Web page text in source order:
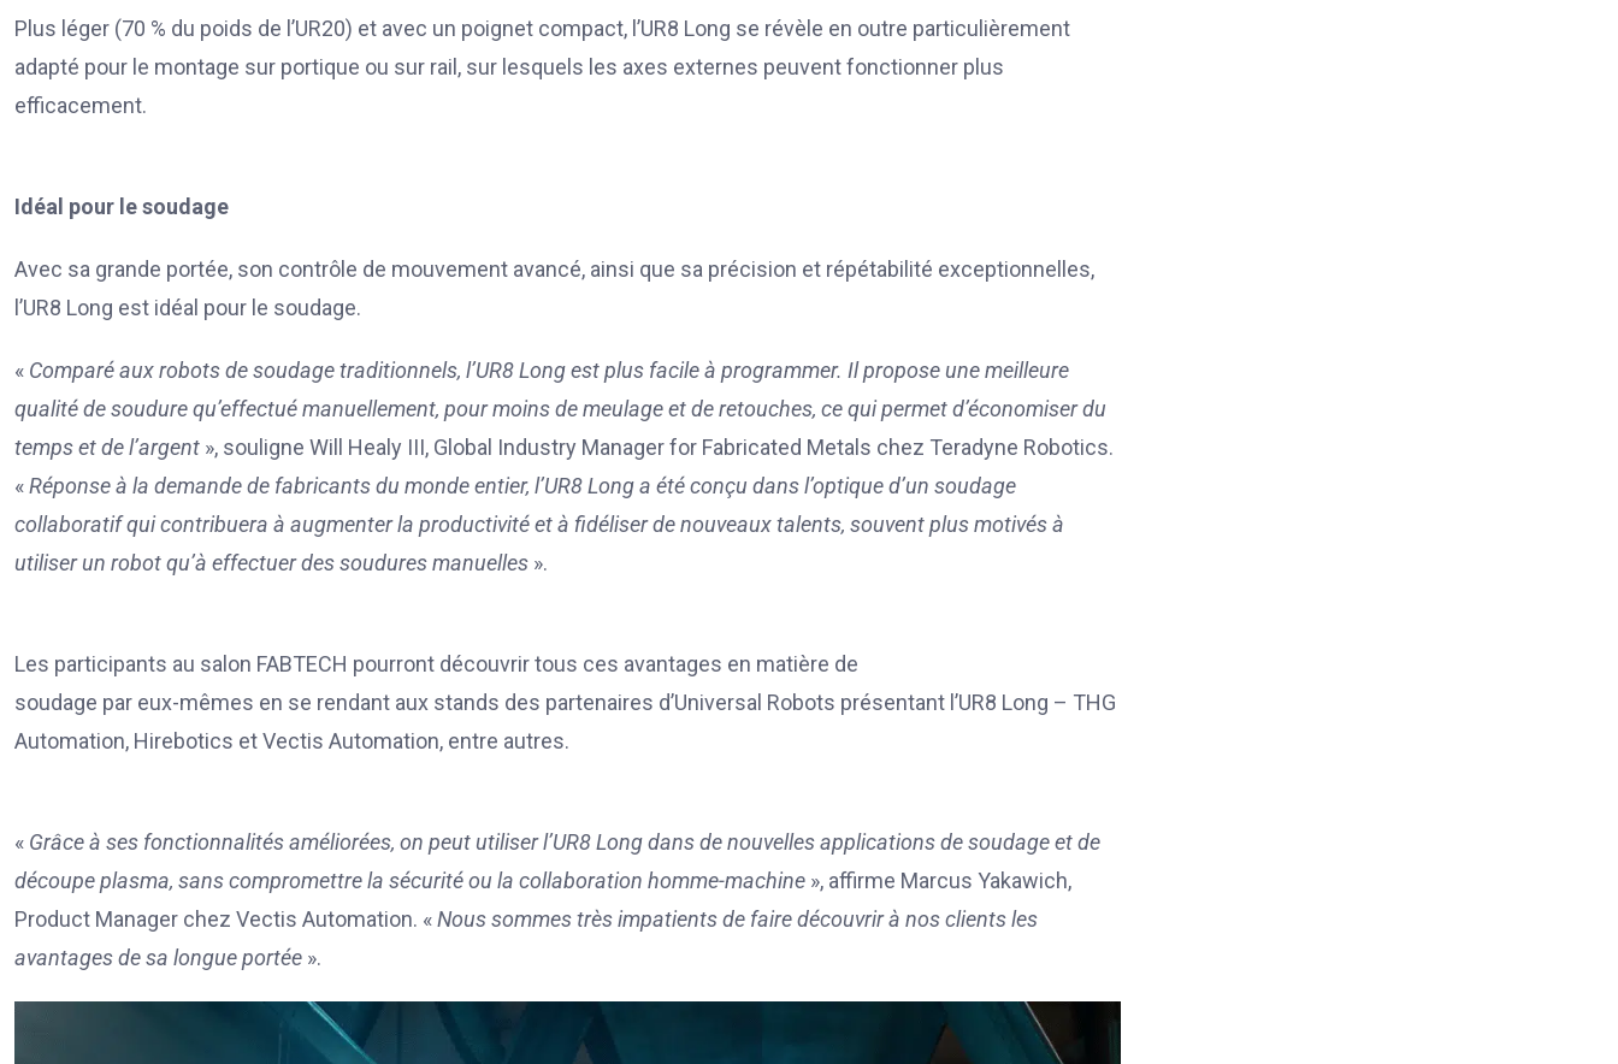
Plus léger (70 % du poids de l’UR20) et avec un poignet compact, l’UR8 Long se révèle en outre particulièrement
adapté pour le montage sur portique ou sur rail, sur lesquels les axes externes peuvent fonctionner plus
efficacement.
Idéal pour le soudage
Avec sa grande portée, son contrôle de mouvement avancé, ainsi que sa précision et répétabilité exceptionnelles,
l’UR8 Long est idéal pour le soudage.
« Comparé aux robots de soudage traditionnels, l’UR8 Long est plus facile à programmer. Il propose une meilleure
qualité de soudure qu’effectué manuellement, pour moins de meulage et de retouches, ce qui permet d’économiser du
temps et de l’argent », souligne Will Healy III, Global Industry Manager for Fabricated Metals chez Teradyne Robotics.
«Réponse à la demande de fabricants du monde entier, l’UR8 Long a été conçu dans l’optique d’un soudage
collaboratif qui contribuera à augmenter la productivité et à fidéliser de nouveaux talents, souvent plus motivés à
utiliser un robot qu’à effectuer des soudures manuelles ».
Les participants au salon FABTECH pourront découvrir tous ces avantages en matière de
soudage par eux-mêmes en se rendant aux stands des partenaires d’Universal Robots présentant l’UR8 Long – THG
Automation, Hirebotics et Vectis Automation, entre autres.
« Grâce à ses fonctionnalités améliorées, on peut utiliser l’UR8 Long dans de nouvelles applications de soudage et de
découpe plasma, sans compromettre la sécurité ou la collaboration homme-machine », affirme Marcus Yakawich,
Product Manager chez Vectis Automation. «Nous sommes très impatients de faire découvrir à nos clients les
avantages de sa longue portée ».